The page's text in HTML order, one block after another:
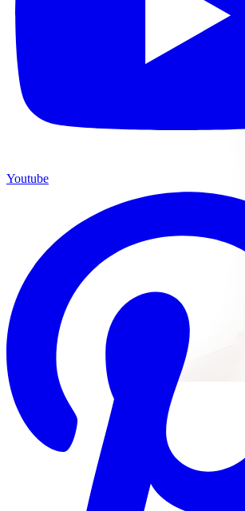
Youtube